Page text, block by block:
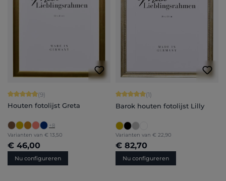
Gemiddelde waardering van 4.89 van 5 sterren
(9)
Houten fotolijst Greta
+8
Varianten van € 13,50
€ 46,00
Nu configureren
Gemiddelde waardering van 5 van 5
(1)
Barok houten fotolijst Lilly
Varianten van € 22,90
€ 82,70
Nu configureren